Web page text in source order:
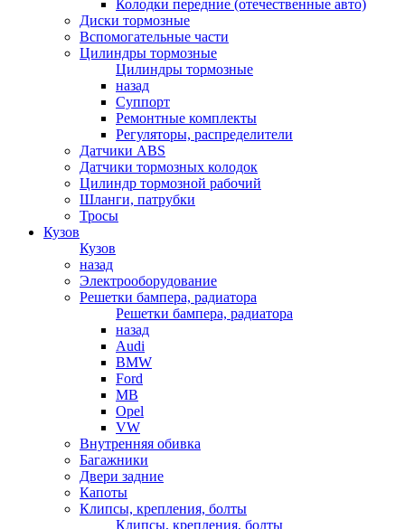
Колодки передние (отечественные авто)
Диски тормозные
Вспомогательные части
Цилиндры тормозные
Цилиндры тормозные
назад
Суппорт
Ремонтные комплекты
Регуляторы, распределители
Датчики ABS
Датчики тормозных колодок
Цилиндр тормозной рабочий
Шланги, патрубки
Тросы
Кузов
Кузов
назад
Электрооборудование
Решетки бампера, радиатора
Решетки бампера, радиатора
назад
Audi
BMW
Ford
MB
Opel
VW
Внутренняя обивка
Багажники
Двери задние
Капоты
Клипсы, крепления, болты
Клипсы, крепления, болты